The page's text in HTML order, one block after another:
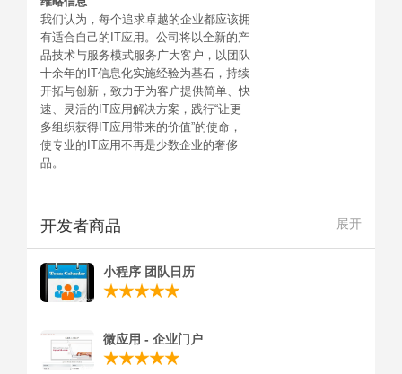
我们认为，每个追求卓越的企业都应该拥
有适合自己的IT应用。公司将以全新的产
品技术与服务模式服务广大客户，以团队
十余年的IT信息化实施经验为基石，持续
开拓与创新，致力于为客户提供简单、快
速、灵活的IT应用解决方案，践行“让更
多组织获得IT应用带来的价值”的使命，
使专业的IT应用不再是少数企业的奢侈
品。
开发者商品 展开
小程序 团队日历
微应用 - 企业门户